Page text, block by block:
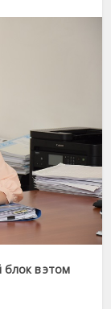
блок в этом